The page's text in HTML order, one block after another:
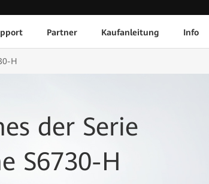
Partner Kaufanleitung Info
H
der Serie
S6730-H